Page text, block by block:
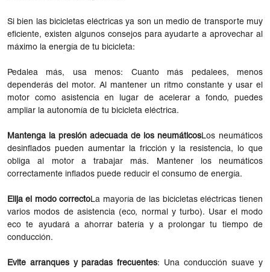
Si bien las bicicletas eléctricas ya son un medio de transporte muy
eficiente, existen algunos consejos para ayudarte a aprovechar al
máximo la energía de tu bicicleta:
Pedalea más, usa menos: Cuanto más pedalees, menos
dependerás del motor. Al mantener un ritmo constante y usar el
motor como asistencia en lugar de acelerar a fondo, puedes
ampliar la autonomía de tu bicicleta eléctrica.
Mantenga la presión adecuada de los neumáticosLos neumáticos
desinflados pueden aumentar la fricción y la resistencia, lo que
obliga al motor a trabajar más. Mantener los neumáticos
correctamente inflados puede reducir el consumo de energía.
Elija el modo correctoLa mayoría de las bicicletas eléctricas tienen
varios modos de asistencia (eco, normal y turbo). Usar el modo
eco te ayudará a ahorrar batería y a prolongar tu tiempo de
conducción.
Evite arranques y paradas frecuentes: Una conducción suave y